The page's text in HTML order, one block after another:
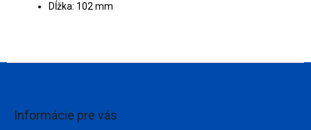
Dĺžka: 102 mm
Informácie pre vás